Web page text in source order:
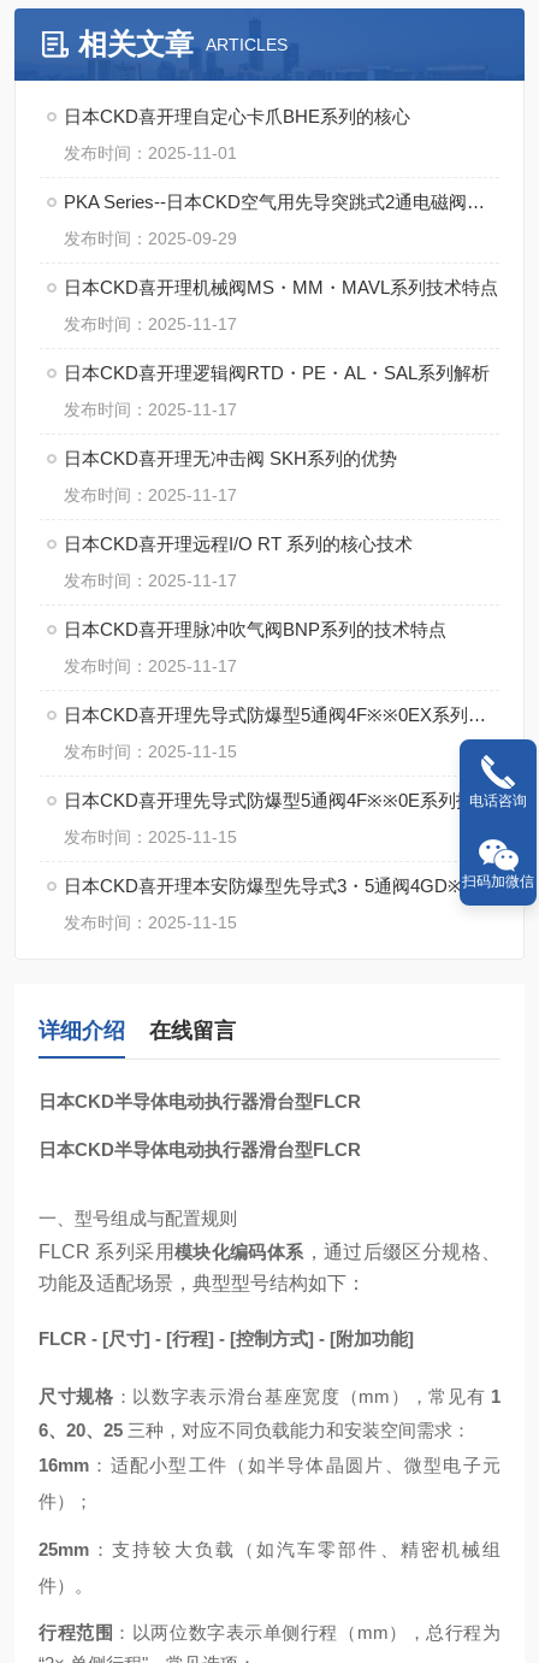
相关文章 ARTICLES
日本CKD喜开理自定心卡爪BHE系列的核心
发布时间：2025-11-01
PKA Series--日本CKD空气用先导突跳式2通电磁阀的操作规范
发布时间：2025-09-29
日本CKD喜开理机械阀MS・MM・MAVL系列技术特点
发布时间：2025-11-17
日本CKD喜开理逻辑阀RTD・PE・AL・SAL系列解析
发布时间：2025-11-17
日本CKD喜开理无冲击阀 SKH系列的优势
发布时间：2025-11-17
日本CKD喜开理远程I/O RT 系列的核心技术
发布时间：2025-11-17
日本CKD喜开理脉冲吹气阀BNP系列的技术特点
发布时间：2025-11-17
日本CKD喜开理先导式防爆型5通阀4F※※0EX系列的特点
发布时间：2025-11-15
日本CKD喜开理先导式防爆型5通阀4F※※0E系列技术
发布时间：2025-11-15
日本CKD喜开理本安防爆型先导式3・5通阀4GD※※0EX・4GE※※0EX系特点
发布时间：2025-11-15
详细介绍 在线留言
日本CKD半导体电动执行器滑台型FLCR
日本CKD半导体电动执行器滑台型FLCR
一、型号组成与配置规则
FLCR 系列采用模块化编码体系 ，通过后缀区分规格、
功能及适配场景，典型型号结构如下：
FLCR - [尺寸] - [行程] - [控制方式] - [附加功能]
尺寸规格 ：以数字表示滑台基座宽度（mm），常见有 1
6、20、25 三种，对应不同负载能力和安装空间需求：
16mm ：适配小型工件（如半导体晶圆片、微型电子元
件）；
25mm ：支持较大负载（如汽车零部件、精密机械组
件）。
行程范围 ：以两位数字表示单侧行程（mm），总行程为
电话咨询
扫码加微信